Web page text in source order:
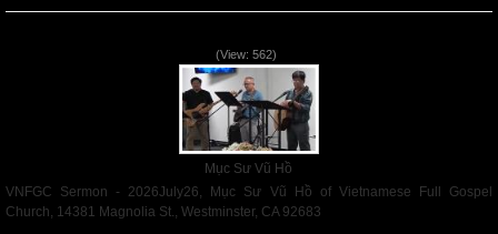
(View: 562)
Mục Sư Vũ Hồ
VNFGC Sermon - 2026July26, Mục Sư Vũ Hồ of Vietnamese Full Gospel
Church, 14381 Magnolia St., Westminster, CA 92683